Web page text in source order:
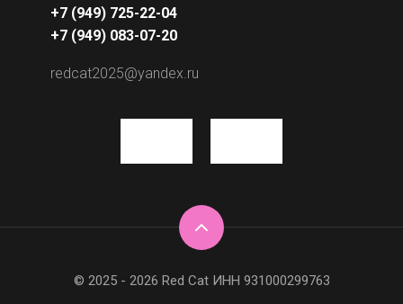
+7 (949) 725-22-04
+7 (949) 083-07-20
redcat2025@yandex.ru
© 2025 - 2026 Red Cat ИНН 931000299763